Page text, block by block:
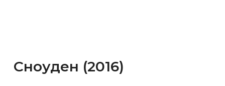
Сноуден (2016)